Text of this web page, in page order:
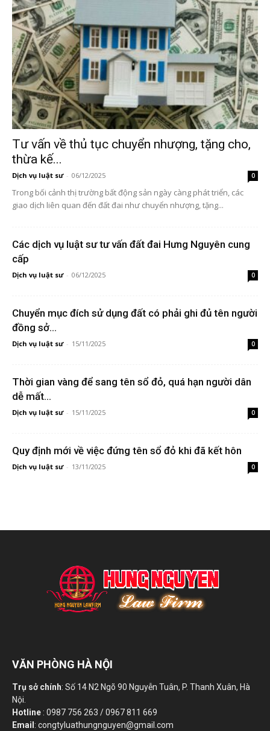
Tư vấn về thủ tục chuyển nhượng, tặng cho,
thừa kế...
Dịch vụ luật sư - 06/12/2025 0
Trong bối cảnh thị trường bất động sản ngày càng phát triển, các
giao dịch liên quan đến đất đai như chuyển nhượng, tặng...
Các dịch vụ luật sư tư vấn đất đai Hưng Nguyên cung
cấp
Dịch vụ luật sư - 06/12/2025 0
Chuyển mục đích sử dụng đất có phải ghi đủ tên người
đồng sở...
Dịch vụ luật sư - 15/11/2025 0
Thời gian vàng để sang tên sổ đỏ, quá hạn người dân
dễ mất...
Dịch vụ luật sư - 15/11/2025 0
Quy định mới về việc đứng tên sổ đỏ khi đã kết hôn
Dịch vụ luật sư - 13/11/2025 0
VĂN PHÒNG HÀ NỘI
Trụ sở chính: Số 14 N2 Ngõ 90 Nguyễn Tuân, P. Thanh Xuân, Hà
Nội.
Hotline : 0987 756 263 / 0967 811 669
Email: congtyluathungnguyen@gmail.com